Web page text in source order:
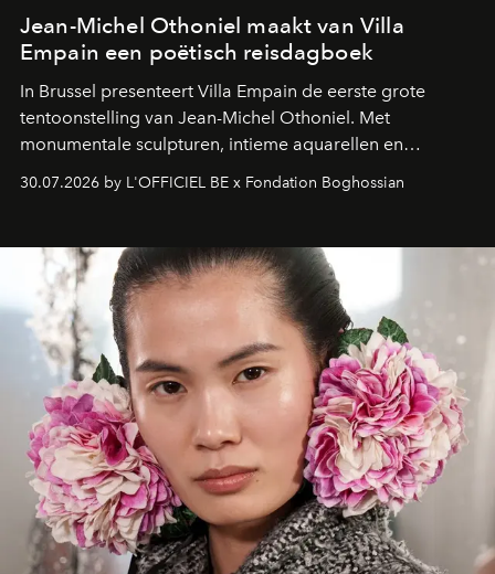
Jean-Michel Othoniel maakt van Villa
Empain een poëtisch reisdagboek
In Brussel presenteert Villa Empain de eerste grote
tentoonstelling van Jean-Michel Othoniel. Met
monumentale sculpturen, intieme aquarellen en
fonkelend Murano-glas creëert de Franse kunstenaar
een emotionele reis waarin elk werk de herinnering
moment van verwondering.
30.07.2026 by L'OFFICIEL BE x Fondation Boghossian